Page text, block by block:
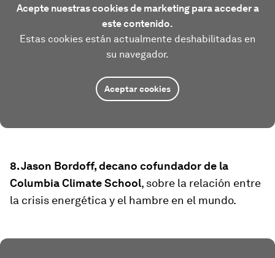
Acepte nuestras cookies de marketing para acceder a
este contenido.
Estas cookies están actualmente deshabilitadas en
su navegador.
Aceptar cookies
8. Jason Bordoff, decano cofundador de la
Columbia Climate School, sobre la relación entre
la crisis energética y el hambre en el mundo.